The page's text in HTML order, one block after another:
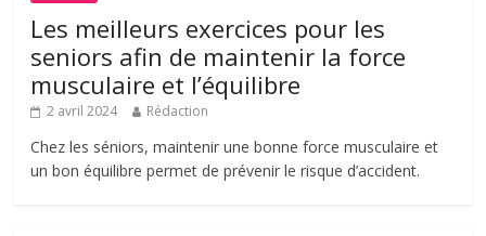
Les meilleurs exercices pour les
seniors afin de maintenir la force
musculaire et l’équilibre
2 avril 2024 Rédaction
Chez les séniors, maintenir une bonne force musculaire et
un bon équilibre permet de prévenir le risque d’accident.